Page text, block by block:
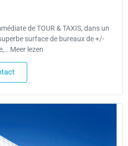
de TOUR & TAXIS, dans un
surface de bureaux de +/-
Meer lezen